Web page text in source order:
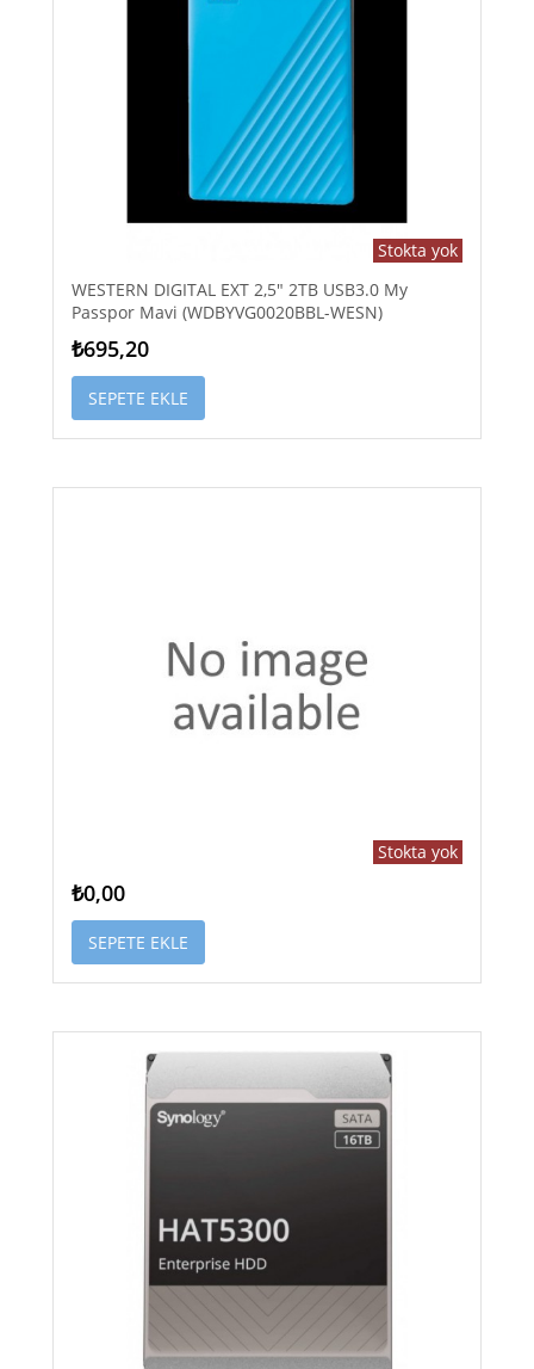
Stokta yok
WESTERN DIGITAL EXT 2,5" 2TB USB3.0 My
Passpor Mavi (WDBYVG0020BBL-WESN)
₺695,20
SEPETE EKLE
Stokta yok
₺0,00
SEPETE EKLE